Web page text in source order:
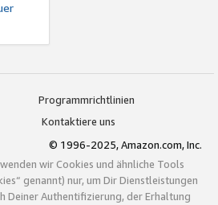
Programmrichtlinien
Kontaktiere uns
© 1996-2025, Amazon.com, Inc.
wir Cookies und ähnliche Tools
genannt) nur, um Dir Dienstleistungen
Deiner Authentifizierung, der Erhaltung